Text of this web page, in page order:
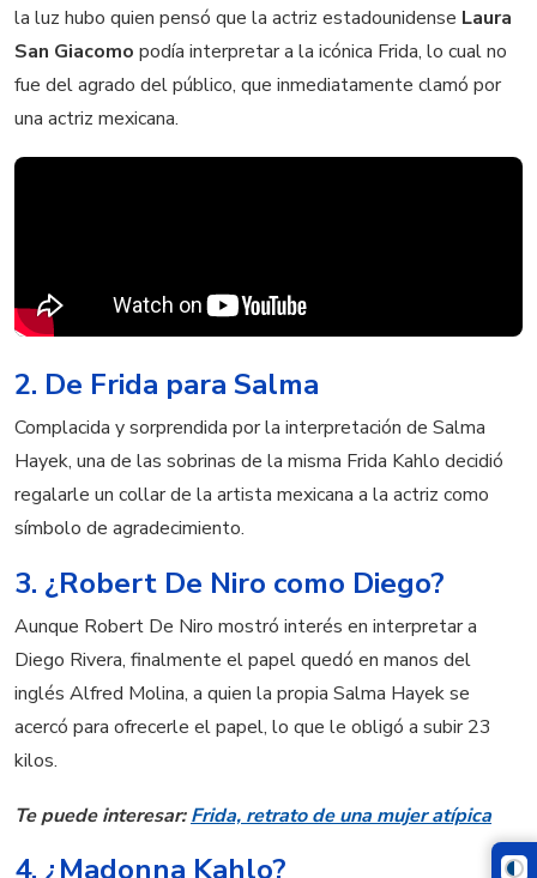
la luz hubo quien pensó que la actriz estadounidense Laura
San Giacomo podía interpretar a la icónica Frida, lo cual no
fue del agrado del público, que inmediatamente clamó por
una actriz mexicana.
2. De Frida para Salma
Complacida y sorprendida por la interpretación de Salma
Hayek, una de las sobrinas de la misma Frida Kahlo decidió
regalarle un collar de la artista mexicana a la actriz como
símbolo de agradecimiento.
3. ¿Robert De Niro como Diego?
Aunque Robert De Niro mostró interés en interpretar a
Diego Rivera, finalmente el papel quedó en manos del
inglés Alfred Molina, a quien la propia Salma Hayek se
acercó para ofrecerle el papel, lo que le obligó a subir 23
kilos.
Te puede interesar:Frida, retrato de una mujer atípica
4. ¿Madonna Kahlo?